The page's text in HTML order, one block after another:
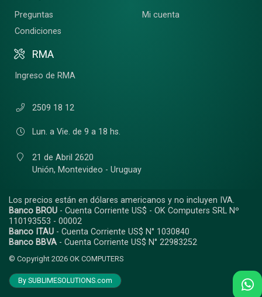
Preguntas
Condiciones
RMA
Ingreso de RMA
Mi cuenta
2509 18 12
Lun. a Vie. de 9 a 18 hs.
21 de Abril 2620
Unión, Montevideo - Uruguay
Los precios están en dólares americanos y no incluyen IVA.
Banco BROU - Cuenta Corriente US$ - OK Computers SRL Nº
110193553 - 00002
Banco ITAU - Cuenta Corriente US$ N° 1030840
Banco BBVA - Cuenta Corriente US$ N° 22983252
© Copyright 2026 OK COMPUTERS
By SUBLIMESOLUTIONS.com